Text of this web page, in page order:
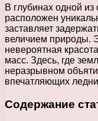
В глубинах одной
расположен
заставляет
величием природы.
невероятная
масс. Здесь, где
неразрывном
впечатляющих
Содержание